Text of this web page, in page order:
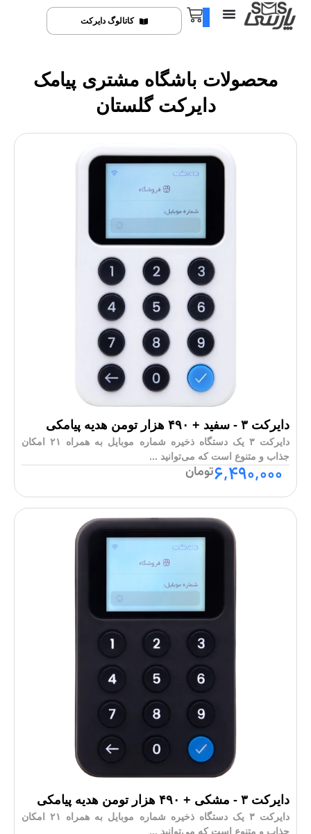
کاتالوگ دایرکت
محصولات باشگاه مشتری پیامک
دایرکت گلستان
دایرکت ۳ - سفید + ۴۹۰ هزار تومن هدیه پیامکی
دایرکت ۳ یک دستگاه ذخیره شماره موبایل به همراه ۲۱ امکان
جذاب و متنوع است که می‌توانید ...
۶,۴۹۰,۰۰۰تومان
دایرکت ۳ - مشکی + ۴۹۰ هزار تومن هدیه پیامکی
دایرکت ۳ یک دستگاه ذخیره شماره موبایل به همراه ۲۱ امکان
جذاب و متنوع است که می‌توانید ...